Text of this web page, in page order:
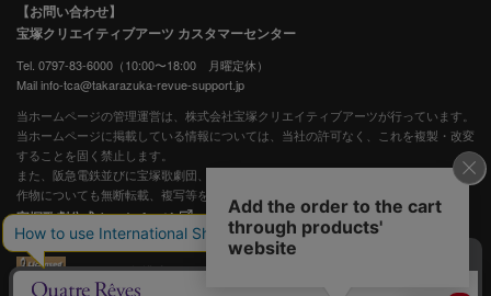
【お問い合わせ】
宝塚クリエイティブアーツ カスタマーセンター
Tel. 0797-83-6000（10:00〜18:00 月曜定休）
Mail info-tca@takarazuka-revue-support.jp
当ホームページの管理運営は、株式会社宝塚クリエイティブアーツが行っています。
当ホームページに掲載している情報については、当社の許可なく、これを複製・改変
することを固く禁止します。
また、阪急電鉄並びに宝塚歌劇団、宝塚クリエイティブアーツの出版物ほか写真等著
作物についても無断転載、複写等を禁じます。
宝塚歌劇公式ホームページ
JASRAC許諾番号：S0507081515
JASRAC許諾番号：9009941002Y45040